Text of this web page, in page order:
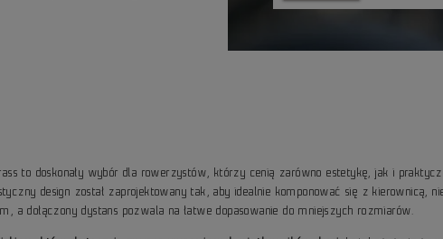
to doskonały wybór dla rowerzystów, którzy cenią zarówno estetykę, jak i
design został zaprojektowany tak, aby idealnie komponować się z kierownicą,
a dołączony dystans pozwala na łatwe dopasowanie do mniejszych rozmiarów.